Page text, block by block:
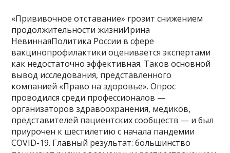
«Прививочное отставание» грозит снижением
продолжительности жизниИрина
НевиннаяПолитика России в сфере
вакцинопрофилактики оценивается экспертами
как недостаточно эффективная. Таков основной
вывод исследования, представленного
компанией «Право на здоровье». Опрос
проводился среди профессионалов —
организаторов здравоохранения, медиков,
представителей пациентских сообществ — и был
приурочен к шестилетию с начала пандемии
COVID-19. Главный результат: большинство